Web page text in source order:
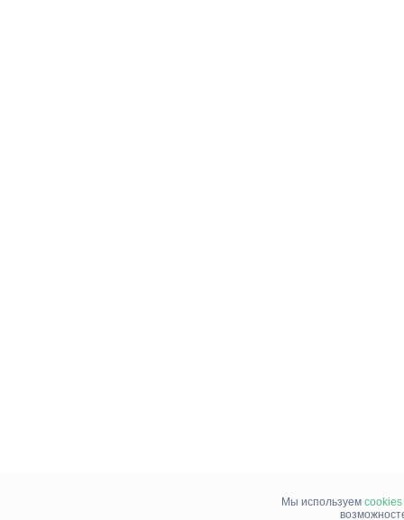
Мы используем cookies